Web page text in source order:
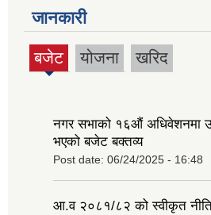
जानकारी
बजेट
(active
योजना खरिद
नगर सभाको १६‍औं अधिवेशनमा
भएको बजेट बक्तव्य
Post date: 06/24/2025 - 16:48
आ.व २०८१/८२ को स्वीकृत